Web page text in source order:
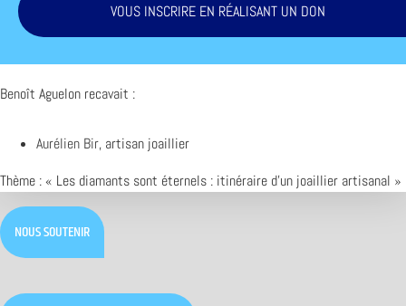
VOUS INSCRIRE EN RÉALISANT UN DON
Benoît Aguelon recavait :
Aurélien Bir, artisan joaillier
Thème : « Les diamants sont éternels : itinéraire d’un joaillier artisanal »
NOUS SOUTENIR